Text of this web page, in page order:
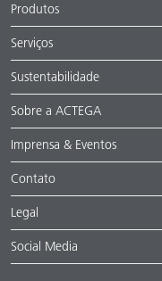
Produtos
Serviços
Sustentabilidade
Sobre a ACTEGA
Imprensa & Eventos
Contato
Legal
Social Media